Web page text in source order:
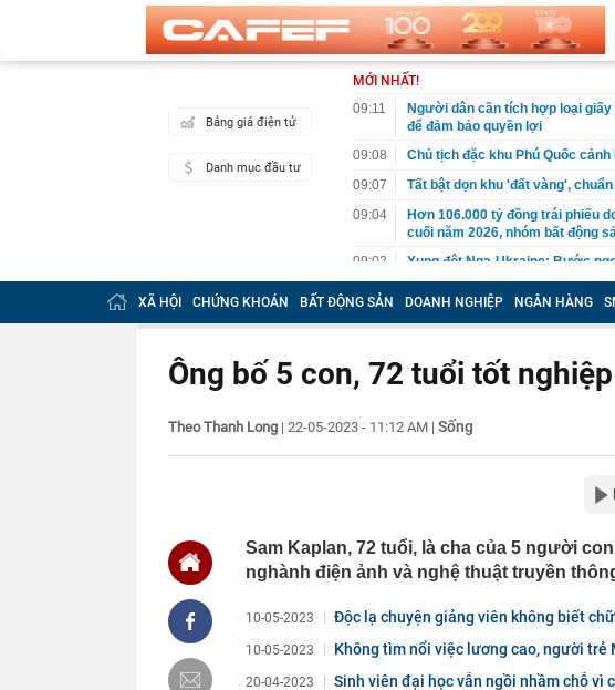
Bảng giá điện tử
Danh mục đầu tư
MỚI NHẤT!
09:11
Người dân cần tích hợp loại
để đảm bảo quyền lợi
09:08
Chủ tịch đặc khu Phú Quốc
09:07
Tất bật dọn khu 'đất vàng',
09:04
Hơn 106.000 tỷ đồng trái phiếu
cuối năm 2026, nhóm bất động
09:02
Xung đột Nga-Ukraine: Bước
09:00
Thành lập Khu Công nghệ cao
08:58
Sàn TMĐT gửi sai doanh thu,
08:56
Xuất hiện “dấu chân” dòng tiền
chứng khoán Việt Nam
Giáo sư phát hiện 32/35 sinh
08:39
Giá vàng nhẫn, vàng miếng
Tín Mạnh Hải, DOJI, Phú Quý
Gạo Thái Lan bất ngờ bị đe dọa
08:35
Phát ghen với nhà miền Tây:
camera lia góc nào cũng quá
08:35
Vành đai 3 - Đòn bẩy mở rộng
XÃ HỘI CHỨNG KHOÁN BẤT ĐỘNG SẢN DOANH NGHIỆP NGÂN HÀNG
Ông bố 5 con, 72 tuổi tốt
Theo Thanh Long | 22-05-2023 - 11:12 AM | Sống
Sam Kaplan, 72 tuổi, là cha của 5 người
nghành điện ảnh và nghệ thuật truyền
10-05-2023 Độc lạ chuyện giảng viên không biết
10-05-2023 Không tìm nổi việc lương cao, người trẻ
20-04-2023 Sinh viên đại học vẫn ngồi nhầm chỗ vì